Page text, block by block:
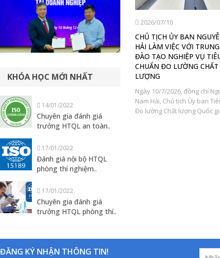
KHÓA HỌC MỚI NHẤT
14/01/2022
Chuyên gia đánh giá
trưởng HTQL an toàn..
17/01/2022
Đánh giá nội bộ HTQL
phòng thí nghiệm..
17/01/2022
Chuyên gia đánh giá
trưởng HTQL phòng thí..
2026/07/18
Ứng dụng AI và nền tảng số mở
rộng cơ hội thị trường cho nông
Lễ chuyển giao nền tảng số V-
Standard từ Trường Đại học Griffith
Chất...
2026/07/10
CHỦ TỊCH ỦY BAN
HẢI LÀM VIỆC VỚI
ĐÀO TẠO NGHIỆP VỤ
CHUẨN ĐO LƯỜNG CHẤT
LƯỢNG
Ngày 10/7/2026, đồng chí
Nam Hải, Chủ tịch Ủy ban
Đo lường Chất lượng Quốc
ĐĂNG KÝ NHẬN THÔNG TIN!